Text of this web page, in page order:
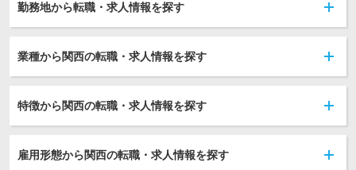
勤務地から転職・求人情報を探す
業種から関西の転職・求人情報を探す
特徴から関西の転職・求人情報を探す
雇用形態から関西の転職・求人情報を探す